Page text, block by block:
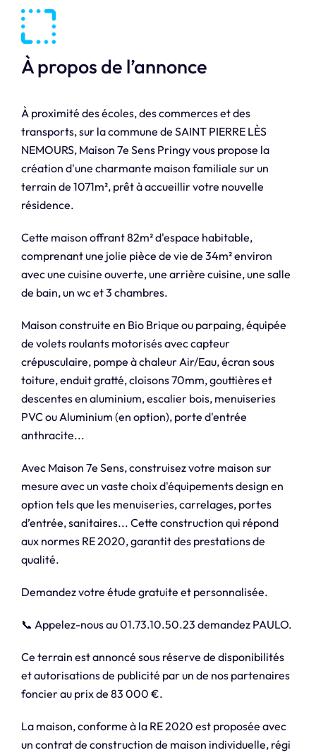
À propos de l’annonce
À proximité des écoles, des commerces et des
transports, sur la commune de SAINT PIERRE LÈS
NEMOURS, Maison 7e Sens Pringy vous propose la
création d'une charmante maison familiale sur un
terrain de 1071m², prêt à accueillir votre nouvelle
résidence.
Cette maison offrant 82m² d'espace habitable,
comprenant une jolie pièce de vie de 34m² environ
avec une cuisine ouverte, une arrière cuisine, une salle
de bain, un wc et 3 chambres.
Maison construite en Bio Brique ou parpaing, équipée
de volets roulants motorisés avec capteur
crépusculaire, pompe à chaleur Air/Eau, écran sous
toiture, enduit gratté, cloisons 70mm, gouttières et
descentes en aluminium, escalier bois, menuiseries
PVC ou Aluminium (en option), porte d'entrée
anthracite...
Avec Maison 7e Sens, construisez votre maison sur
mesure avec un vaste choix d'équipements design en
option tels que les menuiseries, carrelages, portes
d’entrée, sanitaires... Cette construction qui répond
aux normes RE 2020, garantit des prestations de
qualité.
Demandez votre étude gratuite et personnalisée.
📞 Appelez-nous au 01.73.10.50.23 demandez PAULO.
Ce terrain est annoncé sous réserve de disponibilités
et autorisations de publicité par un de nos partenaires
foncier au prix de 83 000 €.
La maison, conforme à la RE 2020 est proposée avec
un contrat de construction de maison individuelle, régi